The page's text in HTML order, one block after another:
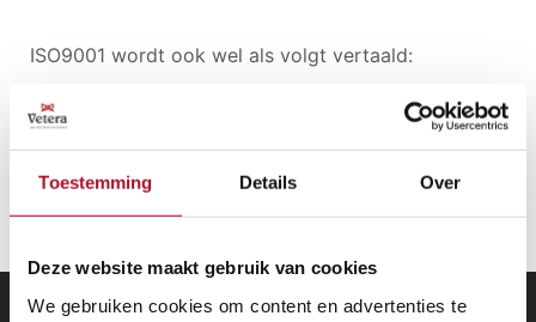
Toestemming Details Over
Deze website maakt gebruik van cookies
We gebruiken cookies om content en advertenties te
ISO9001 wordt ook wel als volgt vertaald:
doe wat je zegt
bewijs het